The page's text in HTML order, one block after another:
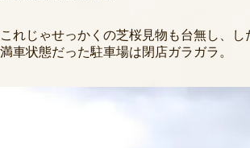
これじゃせっかくの芝桜見物も台無し、し
満車状態だった駐車場は閉店ガラガラ。